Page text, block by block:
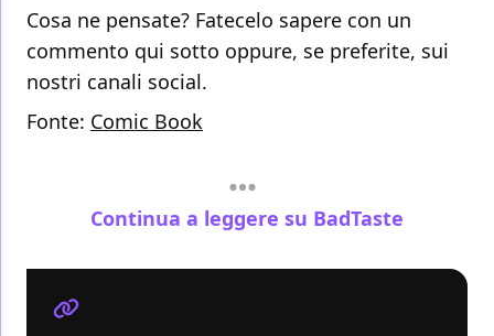
Cosa ne pensate? Fatecelo sapere con un
commento qui sotto oppure, se preferite, sui
nostri canali social.
Fonte: Comic Book
Continua a leggere su BadTaste